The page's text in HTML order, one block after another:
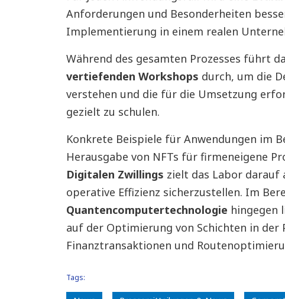
Anforderungen und Besonderheiten
Implementierung in einem realen
Während des gesamten Prozesses führt
vertiefenden Workshops durch, um die
verstehen und die für die Umsetzung
gezielt zu schulen.
Konkrete Beispiele für Anwendungen im
Herausgabe von NFTs für firmeneigene
Digitalen Zwillings zielt das Labor darauf
operative Effizienz sicherzustellen. Im
Quantencomputertechnologie hingegen
auf der Optimierung von Schichten in der
Finanztransaktionen und
Tags: